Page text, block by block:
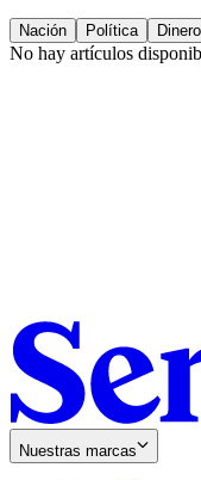
Nación Política Dinero
No hay artículos
Nuestras marcas